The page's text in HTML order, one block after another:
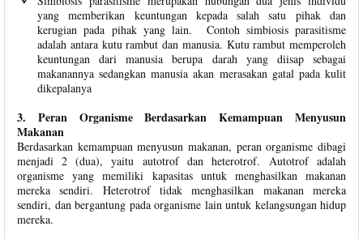
yang memberikan keuntungan kepada salah satu pihak dan
kerugian pada pihak yang lain. Contoh simbiosis parasitisme
adalah antara kutu rambut dan manusia. Kutu rambut memperoleh
keuntungan dari manusia berupa darah yang diisap sebagai
makanannya sedangkan manusia akan merasakan gatal pada kulit
dikepalanya
3. Peran Organisme Berdasarkan Kemampuan Menyusun
Makanan
Berdasarkan kemampuan menyusun makanan, peran organisme dibagi
menjadi 2 (dua), yaitu autotrof dan heterotrof. Autotrof adalah
organisme yang memiliki kapasitas untuk menghasilkan makanan
mereka sendiri. Heterotrof tidak menghasilkan makanan mereka
sendiri, dan bergantung pada organisme lain untuk kelangsungan hidup
mereka.